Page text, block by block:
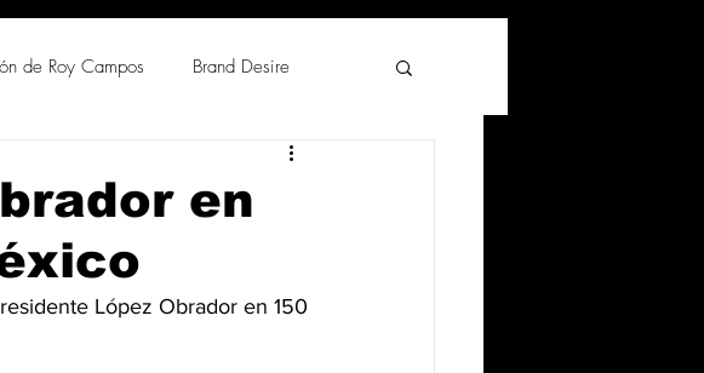
de Roy Campos Brand Desire
en
López Obrador en 150